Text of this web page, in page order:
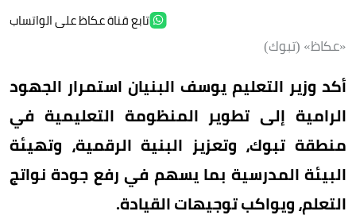
تابع قناة عكاظ على الواتساب
«عكاظ» (تبوك)
أكد وزير التعليم يوسف البنيان استمرار الجهود
الرامية إلى تطوير المنظومة التعليمية في
منطقة تبوك، وتعزيز البنية الرقمية، وتهيئة
البيئة المدرسية بما يسهم في رفع جودة نواتج
التعلم، ويواكب توجيهات القيادة.